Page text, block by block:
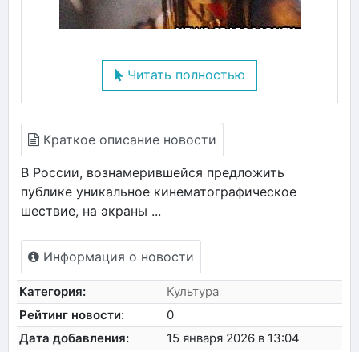
Читать полностью
Краткое описание новости
В России, вознамерившейся предложить
публике уникальное кинематографическое
шествие, на экраны ...
Информация о новости
Категория:
Культура
Рейтинг новости:
0
Дата добавления:
15 января 2026 в 13:04